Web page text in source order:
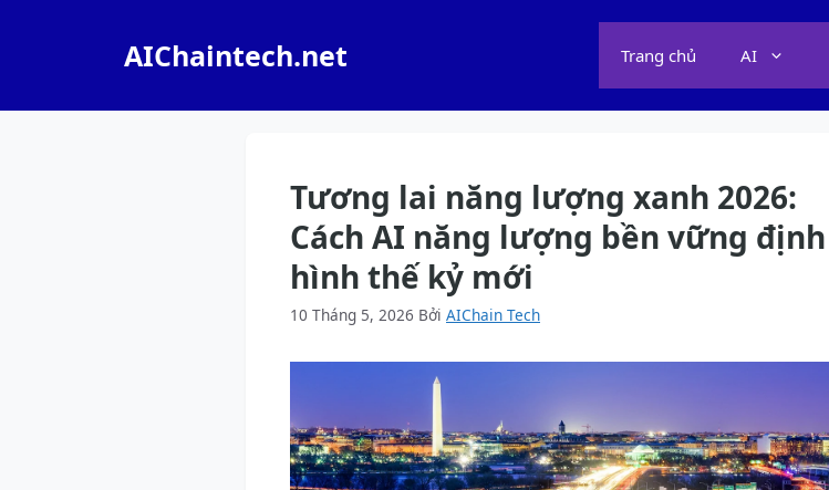
AIChaintech.net Trang chủ AI
Tương lai năng lượng xanh 2026:
Cách AI năng lượng bền vững định
hình thế kỷ mới
10 Tháng 5, 2026 Bởi AIChain Tech